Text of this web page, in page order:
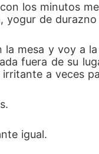
los minutos
yogur de
la mesa y voy a
fuera de su
a veces
igual.